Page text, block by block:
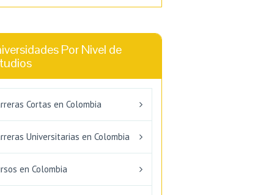
Por Nivel de
Cortas en Colombia
Universitarias en Colombia
en Colombia